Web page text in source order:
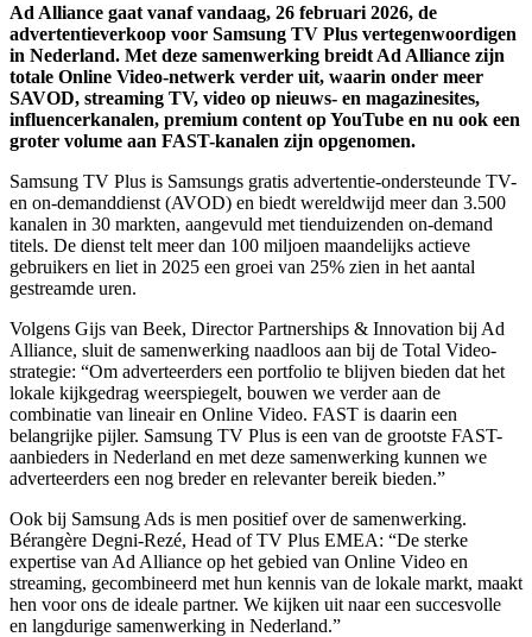
Ad Alliance gaat vanaf vandaag, 26 februari 2026, de
advertentieverkoop voor Samsung TV Plus vertegenwoordigen
in Nederland. Met deze samenwerking breidt Ad Alliance zijn
totale Online Video-netwerk verder uit, waarin onder meer
SAVOD, streaming TV, video op nieuws- en magazinesites,
influencerkanalen, premium content op YouTube en nu ook een
groter volume aan FAST-kanalen zijn opgenomen.
Samsung TV Plus is Samsungs gratis advertentie-ondersteunde TV-
en on-demanddienst (AVOD) en biedt wereldwijd meer dan 3.500
kanalen in 30 markten, aangevuld met tienduizenden on-demand
titels. De dienst telt meer dan 100 miljoen maandelijks actieve
gebruikers en liet in 2025 een groei van 25% zien in het aantal
gestreamde uren.
Volgens Gijs van Beek, Director Partnerships & Innovation bij Ad
Alliance, sluit de samenwerking naadloos aan bij de Total Video-
strategie: “Om adverteerders een portfolio te blijven bieden dat het
lokale kijkgedrag weerspiegelt, bouwen we verder aan de
combinatie van lineair en Online Video. FAST is daarin een
belangrijke pijler. Samsung TV Plus is een van de grootste FAST-
aanbieders in Nederland en met deze samenwerking kunnen we
adverteerders een nog breder en relevanter bereik bieden.”
Ook bij Samsung Ads is men positief over de samenwerking.
Bérangère Degni-Rezé, Head of TV Plus EMEA: “De sterke
expertise van Ad Alliance op het gebied van Online Video en
streaming, gecombineerd met hun kennis van de lokale markt, maakt
hen voor ons de ideale partner. We kijken uit naar een succesvolle
en langdurige samenwerking in Nederland.”